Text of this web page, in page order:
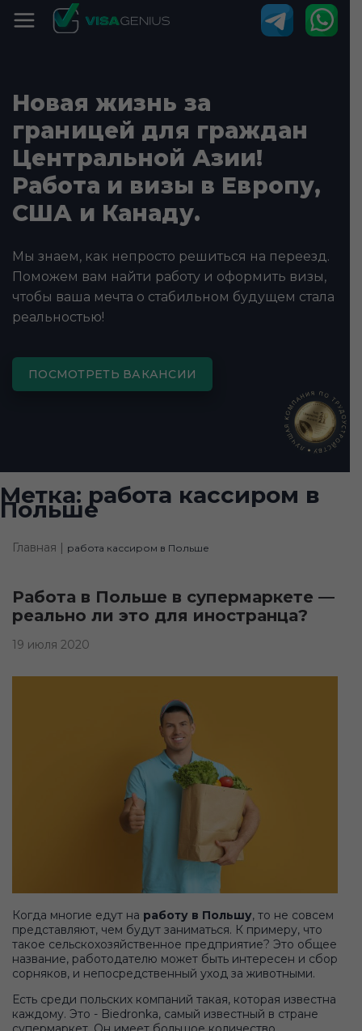
Новая жизнь за
границей для граждан
Центральной Азии!
Работа и визы в Европу,
США и Канаду.
Мы знаем, как непросто решиться на переезд.
Поможем вам найти работу и оформить визы,
чтобы ваша мечта о стабильном будущем стала
реальностью!
ПОСМОТРЕТЬ ВАКАНСИИ
Метка: работа кассиром в
Польше
Главная | работа кассиром в Польше
Работа в Польше в супермаркете —
реально ли это для иностранца?
19 июля 2020
Когда многие едут на работу в Польшу, то не совсем
представляют, чем будут заниматься. К примеру, что
такое сельскохозяйственное предприятие? Это общее
название, работодателю может быть интересен и сбор
сорняков, и непосредственный уход за животными.
Есть среди польских компаний такая, которая известна
каждому. Это - Biedronka, самый известный в стране